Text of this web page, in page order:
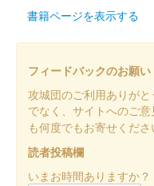
白石城 御城印
白石城 御城印
販売終了
書籍ページを表示する
フィードバックのお願い
攻城団のご利用ありが
でなく、サイトへのご
も何度でもお寄せくださ
読者投稿欄
いまお時間ありますか